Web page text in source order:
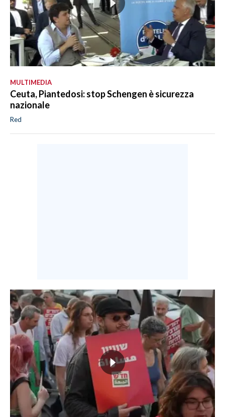
MULTIMEDIA
Ceuta, Piantedosi: stop Schengen è sicurezza
nazionale
Red